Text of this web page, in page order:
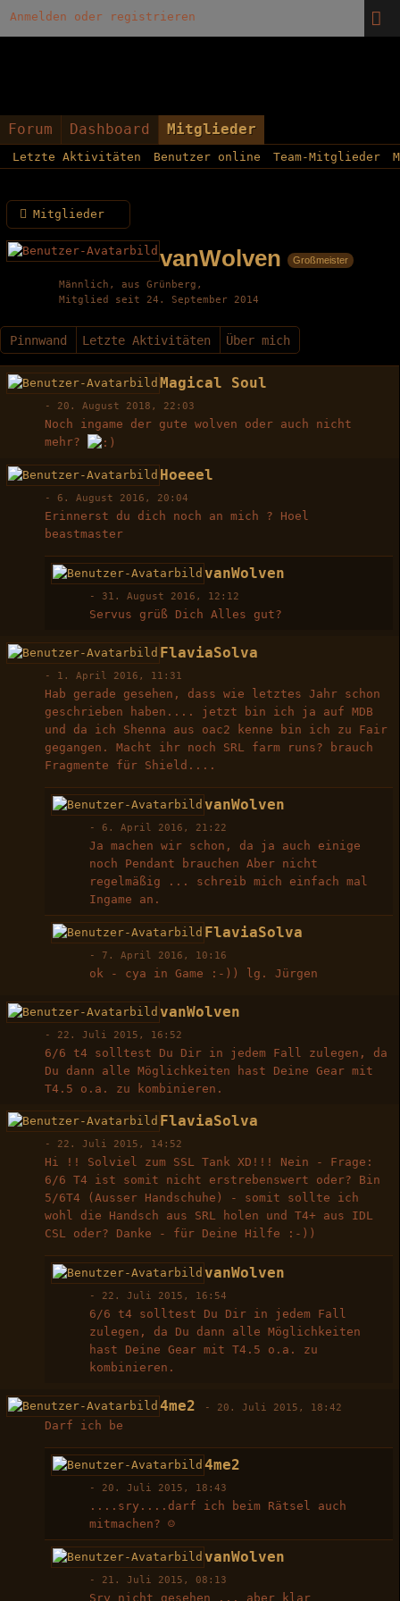
Anmelden oder registrieren
Forum Dashboard Mitglieder
Letzte Aktivitäten Benutzer online Team-Mitglieder
Mitglieder
vanWolven Großmeister
Männlich
aus Grünberg
Mitglied seit 24. September 2014
Pinnwand Letzte Aktivitäten Über mich
Magical Soul
- 20. August 2018, 22:03
Noch ingame der gute wolven oder auch nicht
mehr?
Hoeeel
- 6. August 2016, 20:04
Erinnerst du dich noch an mich ? Hoel
beastmaster
vanWolven
- 31. August 2016, 12:12
Servus grüß Dich Alles gut?
FlaviaSolva
- 1. April 2016, 11:31
Hab gerade gesehen, dass wie letztes Jahr schon
geschrieben haben.... jetzt bin ich ja auf MDB
und da ich Shenna aus oac2 kenne bin ich zu Fair
gegangen. Macht ihr noch SRL farm runs? brauch
Fragmente für Shield....
vanWolven
- 6. April 2016, 21:22
Ja machen wir schon, da ja auch einige
noch Pendant brauchen Aber nicht
regelmäßig ... schreib mich einfach mal
Ingame an.
FlaviaSolva
- 7. April 2016, 10:16
ok - cya in Game :-)) lg. Jürgen
vanWolven
- 22. Juli 2015, 16:52
6/6 t4 solltest Du Dir in jedem Fall zulegen, da
Du dann alle Möglichkeiten hast Deine Gear mit
T4.5 o.a. zu kombinieren.
FlaviaSolva
- 22. Juli 2015, 14:52
Hi !! Solviel zum SSL Tank XD!!! Nein - Frage:
6/6 T4 ist somit nicht erstrebenswert oder? Bin
5/6T4 (Ausser Handschuhe) - somit sollte ich
wohl die Handsch aus SRL holen und T4+ aus IDL
CSL oder? Danke - für Deine Hilfe :-))
vanWolven
- 22. Juli 2015, 16:54
6/6 t4 solltest Du Dir in jedem Fall
zulegen, da Du dann alle Möglichkeiten
hast Deine Gear mit T4.5 o.a. zu
kombinieren.
4me2 - 20. Juli 2015, 18:42
Darf ich be
4me2
- 20. Juli 2015, 18:43
....sry....darf ich beim Rätsel auch
mitmachen? ☺️
vanWolven
- 21. Juli 2015, 08:13
Sry nicht gesehen ... aber klar